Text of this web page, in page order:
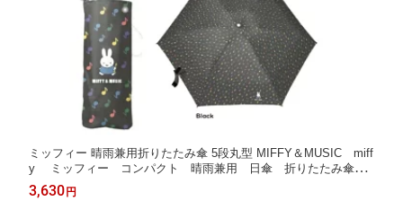
ミッフィー 晴雨兼用折りたたみ傘 5段丸型 MIFFY＆MUSIC miff
y ミッフィー コンパクト 晴雨兼用 日傘 折りたたみ傘
かさ 袋 雨具
3,630 円